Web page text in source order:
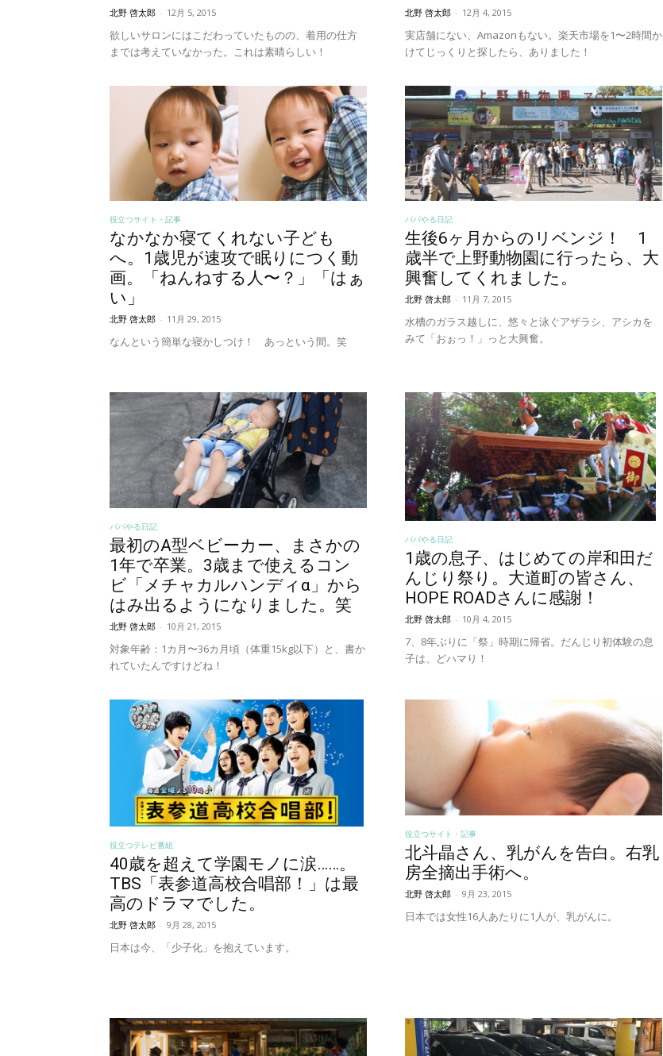
北野 啓太郎 - 12月 5, 2015
欲しいサロンにはこだわっていたものの、着用の仕方
までは考えていなかった。これは素晴らしい！
北野 啓太郎 - 12月 4, 2015
実店舗にない、Amazonもない。楽天市場を1〜2時間か
けてじっくりと探したら、ありました！
役立つサイト・記事
なかなか寝てくれない子ども
へ。1歳児が速攻で眠りにつく動
画。「ねんねする人〜？」「はぁ
い」
北野 啓太郎 - 11月 29, 2015
なんという簡単な寝かしつけ！ あっという間。笑
パパやる日記
生後6ヶ月からのリベンジ！ 1
歳半で上野動物園に行ったら、大
興奮してくれました。
北野 啓太郎 - 11月 7, 2015
水槽のガラス越しに、悠々と泳ぐアザラシ、アシカを
みて「おぉっ！」っと大興奮。
パパやる日記
最初のA型ベビーカー、まさかの
1年で卒業。3歳まで使えるコン
ビ「メチャカルハンディα」から
はみ出るようになりました。笑
北野 啓太郎 - 10月 21, 2015
対象年齢：1カ月〜36カ月頃（体重15kg以下）と、書か
れていたんですけどね！
パパやる日記
1歳の息子、はじめての岸和田だ
んじり祭り。大道町の皆さん、
HOPE ROADさんに感謝！
北野 啓太郎 - 10月 4, 2015
7、8年ぶりに「祭」時期に帰省。だんじり初体験の息
子は、どハマり！
役立つテレビ番組
40歳を超えて学園モノに涙……。
TBS「表参道高校合唱部！」は最
高のドラマでした。
北野 啓太郎 - 9月 28, 2015
日本は今、「少子化」を抱えています。
役立つサイト・記事
北斗晶さん、乳がんを告白。右乳
房全摘出手術へ。
北野 啓太郎 - 9月 23, 2015
日本では女性16人あたりに1人が、乳がんに。